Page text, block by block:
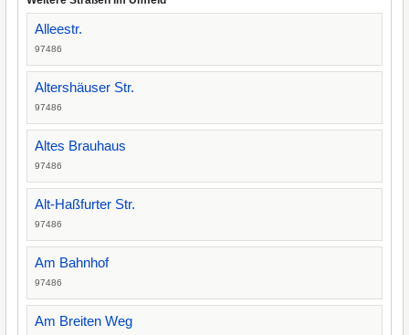
Alleestr.
97486
Altershäuser Str.
97486
Altes Brauhaus
97486
Alt-Haßfurter Str.
97486
Am Bahnhof
97486
Am Breiten Weg